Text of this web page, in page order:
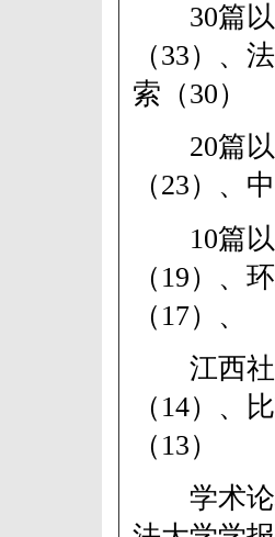
30篇以
（33）、
索（30）
20篇以
（23）、
10篇以
（19）、
（17）、
江西社
（14）、
（13）
学术论